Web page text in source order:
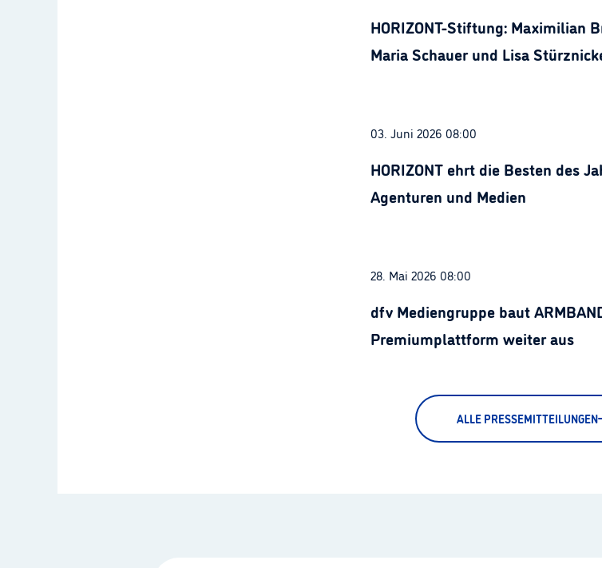
HORIZONT-Stiftung: Maximilian
Maria Schauer und Lisa
03. Juni 2026 08:00
HORIZONT ehrt die Besten des
Agenturen und Medien
28. Mai 2026 08:00
dfv Mediengruppe baut
Premiumplattform weiter aus
ALLE PRESSEMITTEILUNGEN